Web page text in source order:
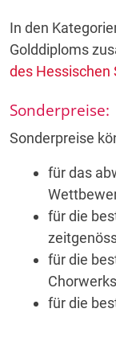
In den
Golddiploms
des Hessischen
Sonderpreise:
Sonderpreise
für das
für die
für die
Chorwerks
für die